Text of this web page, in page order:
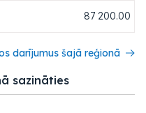
87 200.00
darījumus šajā reģionā
sazināties